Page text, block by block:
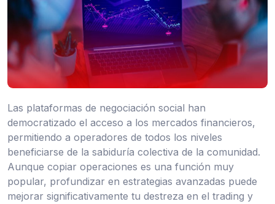
Las plataformas de negociación social han
democratizado el acceso a los mercados financieros,
permitiendo a operadores de todos los niveles
beneficiarse de la sabiduría colectiva de la comunidad.
Aunque copiar operaciones es una función muy
popular, profundizar en estrategias avanzadas puede
mejorar significativamente tu destreza en el trading y